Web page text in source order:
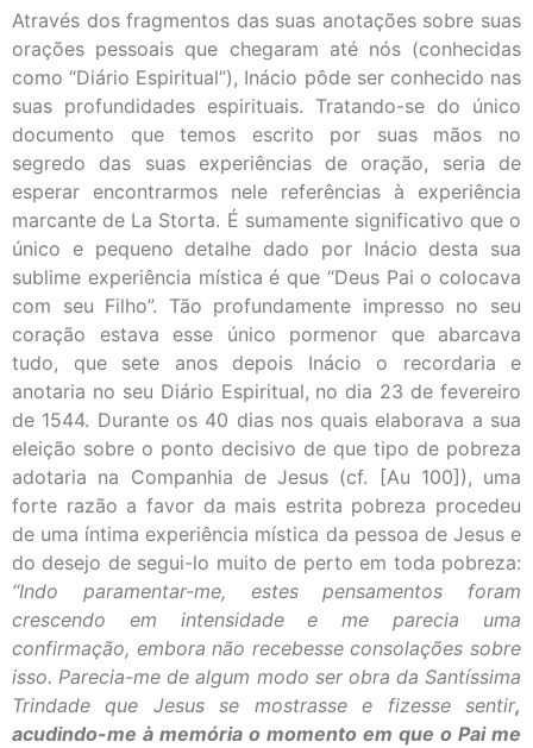
Através dos fragmentos das suas anotações sobre suas
orações pessoais que chegaram até nós (conhecidas
como “Diário Espiritual”), Inácio pôde ser conhecido nas
suas profundidades espirituais. Tratando-se do único
documento que temos escrito por suas mãos no
segredo das suas experiências de oração, seria de
esperar encontrarmos nele referências à experiência
marcante de La Storta. É sumamente significativo que o
único e pequeno detalhe dado por Inácio desta sua
sublime experiência mística é que “Deus Pai o colocava
com seu Filho”. Tão profundamente impresso no seu
coração estava esse único pormenor que abarcava
tudo, que sete anos depois Inácio o recordaria e
anotaria no seu Diário Espiritual, no dia 23 de fevereiro
de 1544. Durante os 40 dias nos quais elaborava a sua
eleição sobre o ponto decisivo de que tipo de pobreza
adotaria na Companhia de Jesus (cf. [Au 100]), uma
forte razão a favor da mais estrita pobreza procedeu
de uma íntima experiência mística da pessoa de Jesus e
do desejo de segui-lo muito de perto em toda pobreza:
“Indo paramentar-me, estes pensamentos foram
crescendo em intensidade e me parecia uma
confirmação, embora não recebesse consolações sobre
isso. Parecia-me de algum modo ser obra da Santíssima
Trindade que Jesus se mostrasse e fizesse sentir,
acudindo-me à memória o momento em que o Pai me